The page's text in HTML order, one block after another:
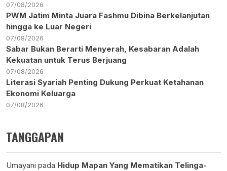
07/08/2026
PWM Jatim Minta Juara Fashmu Dibina Berkelanjutan
hingga ke Luar Negeri
07/08/2026
Sabar Bukan Berarti Menyerah, Kesabaran Adalah
Kekuatan untuk Terus Berjuang
07/08/2026
Literasi Syariah Penting Dukung Perkuat Ketahanan
Ekonomi Keluarga
07/08/2026
TANGGAPAN
Umayani pada Hidup Mapan Yang Mematikan Telinga-